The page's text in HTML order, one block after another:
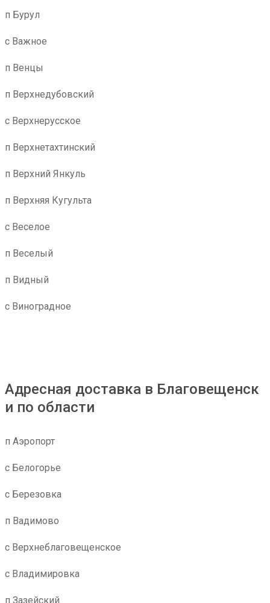
п Бурул
с Важное
п Венцы
п Верхнедубовский
с Верхнерусское
п Верхнетахтинский
п Верхний Янкуль
п Верхняя Кугульта
с Веселое
п Веселый
п Видный
с Виноградное
Адресная доставка в Благовещенск
и по области
п Аэропорт
с Белогорье
с Березовка
п Вадимово
с Верхнеблаговещенское
с Владимировка
п Зазейский